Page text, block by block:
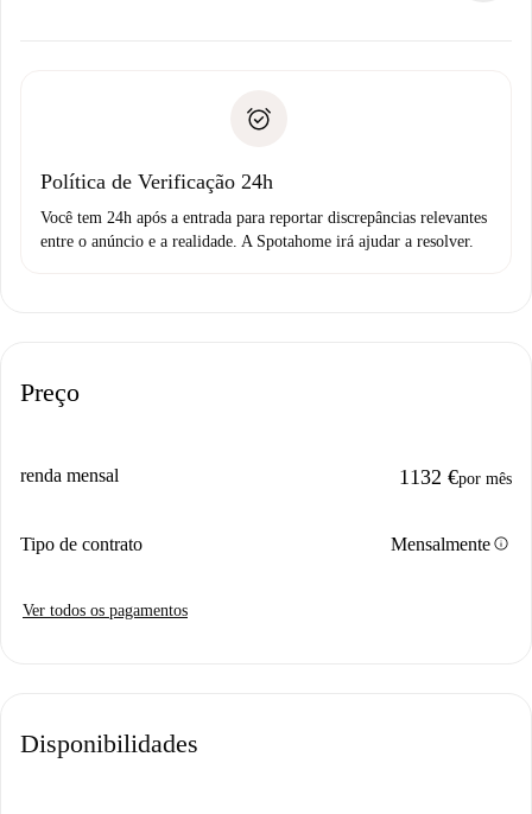
Débito direto bancário
não comunicar nenhum problema.
Política de Verificação 24h
Você tem 24h após a entrada para reportar discrepâncias relevantes
entre o anúncio e a realidade. A Spotahome irá ajudar a resolver.
Preço
renda mensal 1132 €por mês
Tipo de contrato Mensalmenteinfo
Ver todos os pagamentos
Disponibilidades